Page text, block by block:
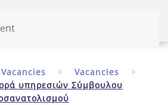
Vacancies
υπηρεσιών Σύμβουλου